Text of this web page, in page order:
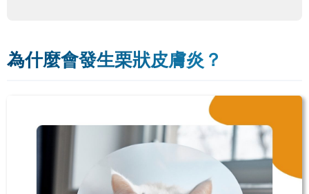
為什麼會發生栗狀皮膚炎？